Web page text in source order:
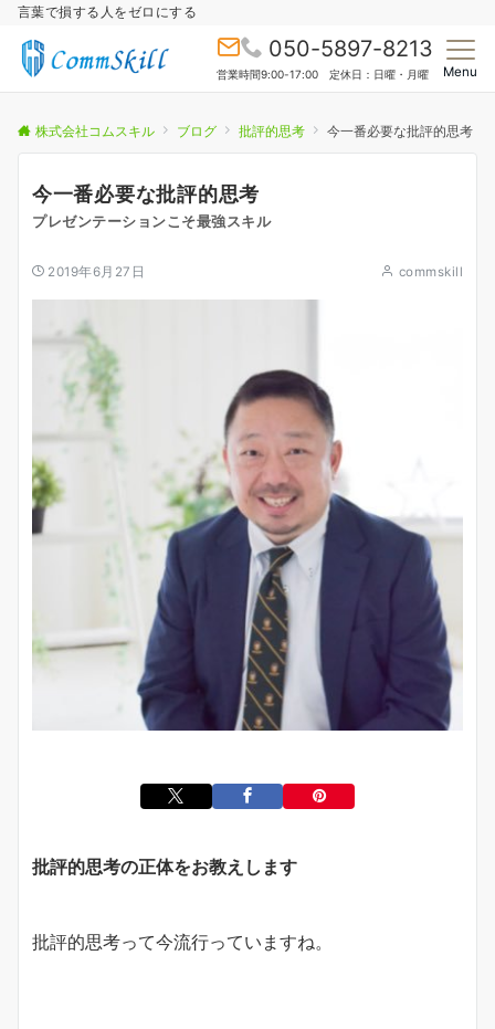
言葉で損する人をゼロにする
050-5897-8213
営業時間9:00-17:00 定休日：日曜・月曜 Menu
株式会社コムスキル ブログ 批評的思考 今一番必要な批評的思考
今一番必要な批評的思考
プレゼンテーションこそ最強スキル
2019年6月27日 commskill
批評的思考の正体をお教えします
批評的思考って今流行っていますね。